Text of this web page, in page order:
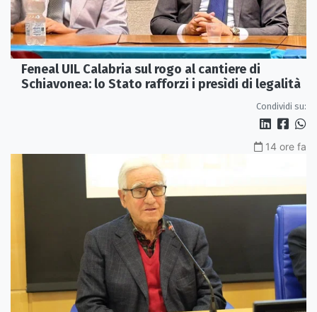
Feneal UIL Calabria sul rogo al cantiere di
Schiavonea: lo Stato rafforzi i presìdi di legalità
Condividi su:
14 ore fa